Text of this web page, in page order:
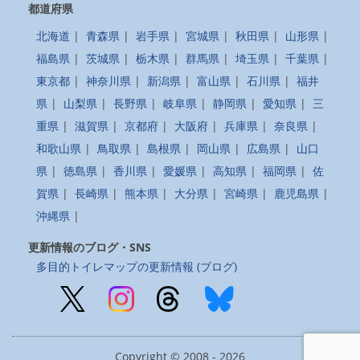
都道府県
北海道 | 青森県 | 岩手県 | 宮城県 | 秋田県 | 山形県 |
福島県 | 茨城県 | 栃木県 | 群馬県 | 埼玉県 | 千葉県 |
東京都 | 神奈川県 | 新潟県 | 富山県 | 石川県 | 福井
県 | 山梨県 | 長野県 | 岐阜県 | 静岡県 | 愛知県 | 三
重県 | 滋賀県 | 京都府 | 大阪府 | 兵庫県 | 奈良県 |
和歌山県 | 鳥取県 | 島根県 | 岡山県 | 広島県 | 山口
県 | 徳島県 | 香川県 | 愛媛県 | 高知県 | 福岡県 | 佐
賀県 | 長崎県 | 熊本県 | 大分県 | 宮崎県 | 鹿児島県 |
沖縄県 |
更新情報のブログ・SNS
多目的トイレマップの更新情報 (ブログ)
Copyright © 2008 - 2026